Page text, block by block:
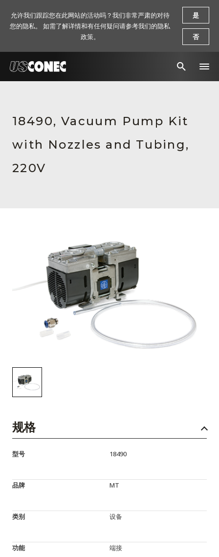
应用工程指导书 (AENs)
工作机会
18490, Vacuum Pump Kit
with Nozzles and Tubing,
220V
规格
型号 18490
品牌 MT
类别 设备
功能 端接
允许我们跟踪您在此网站的活动吗？我们非常严肃的对待
您的隐私。 如需了解详情和有任何疑问请参考我们的隐私
政策。
是
否